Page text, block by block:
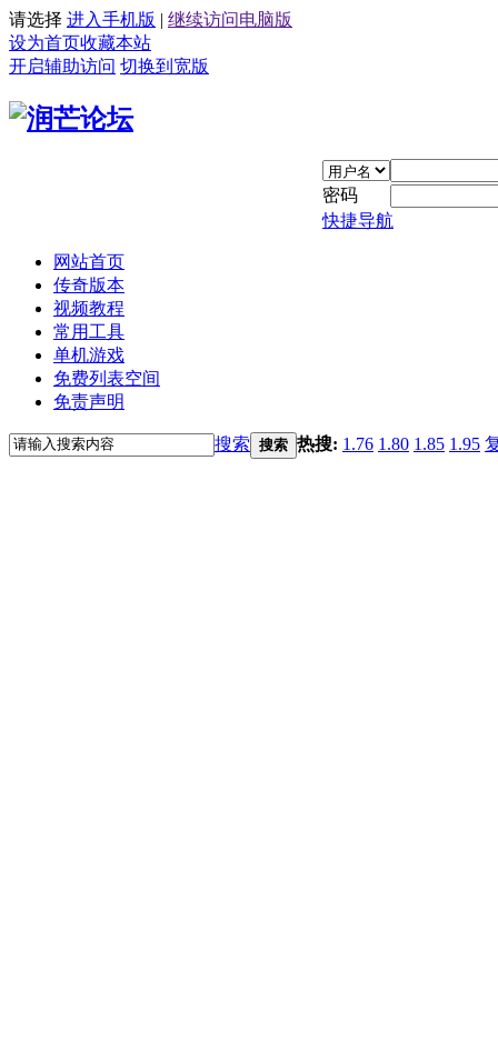
请选择 进入手机版 | 继续访问电脑版
设为首页收藏本站
开启辅助访问 切换到宽版
密码
快捷导航
网站首页
传奇版本
视频教程
常用工具
单机游戏
免费列表空间
免责声明
搜索 搜索 热搜: 1.76 1.80 1.85 1.95